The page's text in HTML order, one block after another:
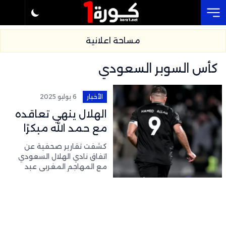
مساحة اعلانية
كأس السوبر السعودي
الأخبار 6 يوليو 2025
الهلال ينهي تعاقده
مع حمد الله مبكرًا
بعد خيبة كأس
العالم للأندية
كشفت تقارير صحفية عن
اتفاق نادي الهلال السعودي
مع المهاجم المغربي عبد